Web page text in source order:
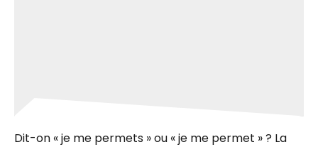
Dit-on « je me permets » ou « je me permet » ? La